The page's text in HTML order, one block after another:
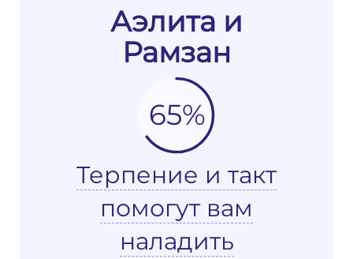
Аэлита и
Рамзан
65%
Терпение и такт
помогут вам
наладить